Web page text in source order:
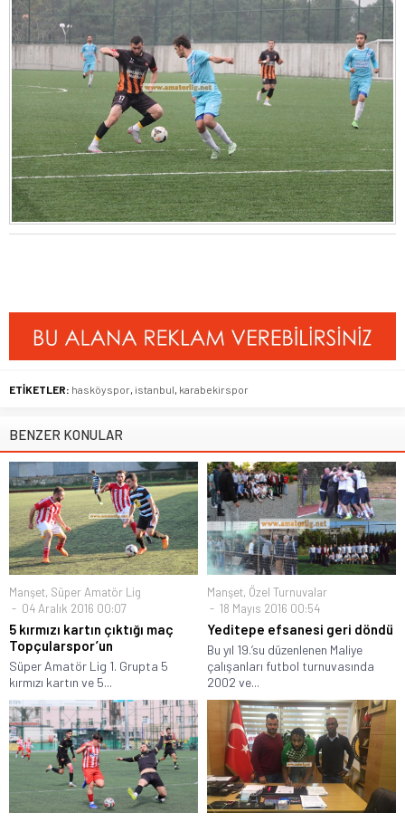
ETİKETLER: hasköyspor istanbul karabekirspor
BENZER KONULAR
Manşet, Süper Amatör Lig
04 Aralık 2016 00:07
5 kırmızı kartın çıktığı maç
Topçularspor’un
Süper Amatör Lig 1. Grupta 5
kırmızı kartın ve 5...
Manşet, Özel Turnuvalar
18 Mayıs 2016 00:54
Yeditepe efsanesi geri döndü
Bu yıl 19.’su düzenlenen Maliye
çalışanları futbol turnuvasında
2002 ve...